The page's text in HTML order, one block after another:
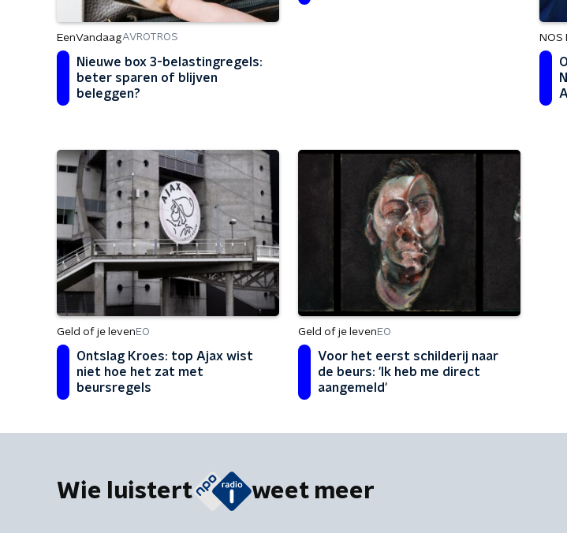
EenVandaagAVROTROS
Nieuwe box 3-belastingregels:
beter sparen of blijven
beleggen?
NOS
Geld of je leven EO
Ontslag Kroes: top Ajax wist
niet hoe het zat met
beursregels
Geld of je leven EO
Voor het eerst schilderij naar
de beurs: 'Ik heb me direct
aangemeld'
Wie luistert weet meer